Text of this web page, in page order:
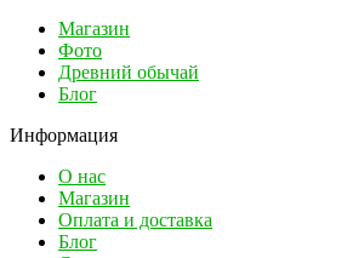
Магазин
Фото
Древний обычай
Блог
Информация
О нас
Магазин
Оплата и доставка
Блог